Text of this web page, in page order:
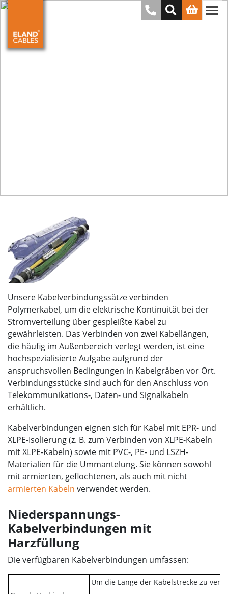
Unsere Kabelverbindungssätze verbinden
Polymerkabel, um die elektrische Kontinuität bei der
Stromverteilung über gespleißte Kabel zu
gewährleisten. Das Verbinden von zwei Kabellängen,
die häufig im Außenbereich verlegt werden, ist eine
hochspezialisierte Aufgabe aufgrund der
anspruchsvollen Bedingungen in Kabelgräben vor Ort.
Verbindungsstücke sind auch für den Anschluss von
Telekommunikations-, Daten- und Signalkabeln
erhältlich.
Kabelverbindungen eignen sich für Kabel mit EPR- und
XLPE-Isolierung (z. B. zum Verbinden von XLPE-Kabeln
mit XLPE-Kabeln) sowie mit PVC-, PE- und LSZH-
Materialien für die Ummantelung. Sie können sowohl
mit armierten, geflochtenen, als auch mit nicht
armierten Kabeln verwendet werden.
Niederspannungs-
Kabelverbindungen mit
Harzfüllung
Die verfügbaren Kabelverbindungen umfassen:
Um die Länge der Kabelstrecke zu